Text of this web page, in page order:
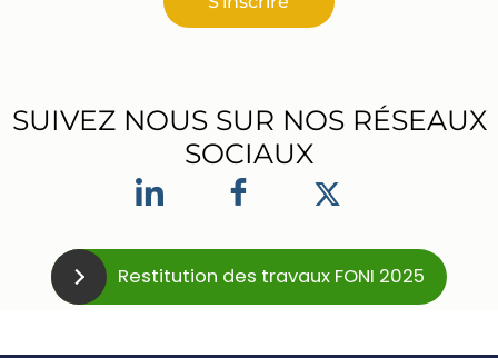
SUIVEZ NOUS SUR NOS RÉSEAUX
SOCIAUX
Restitution des travaux FONI 2025